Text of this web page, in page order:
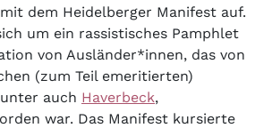
dem Heidelberger Manifest auf.
um ein rassistisches Pamphlet
von Ausländer*innen, das von
(zum Teil emeritierten)
auch Haverbeck,
war. Das Manifest kursierte